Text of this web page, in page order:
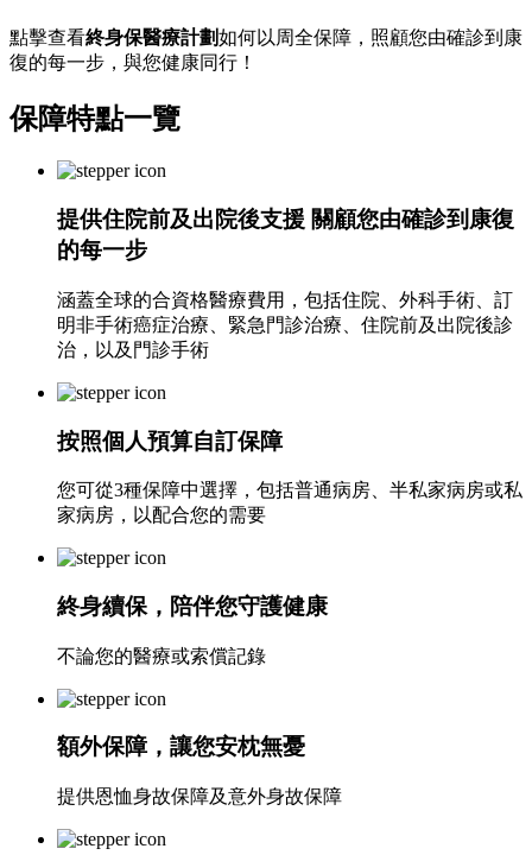
點擊查看終身保醫療計劃如何以周全保障，照顧您由確診到康
復的每一步，與您健康同行！
保障特點一覽
提供住院前及出院後支援 關顧您由確診到康復
的每一步
涵蓋全球的合資格醫療費用，包括住院、外科手術、訂
明非手術癌症治療、緊急門診治療、住院前及出院後診
治，以及門診手術
按照個人預算自訂保障
您可從3種保障中選擇，包括普通病房、半私家病房或私
家病房，以配合您的需要
終身續保，陪伴您守護健康
不論您的醫療或索償記錄
額外保障，讓您安枕無憂
提供恩恤身故保障及意外身故保障